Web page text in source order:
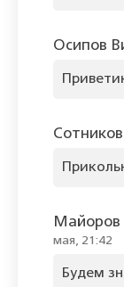
Осипов
Майоров
мая, 21:42
Будем